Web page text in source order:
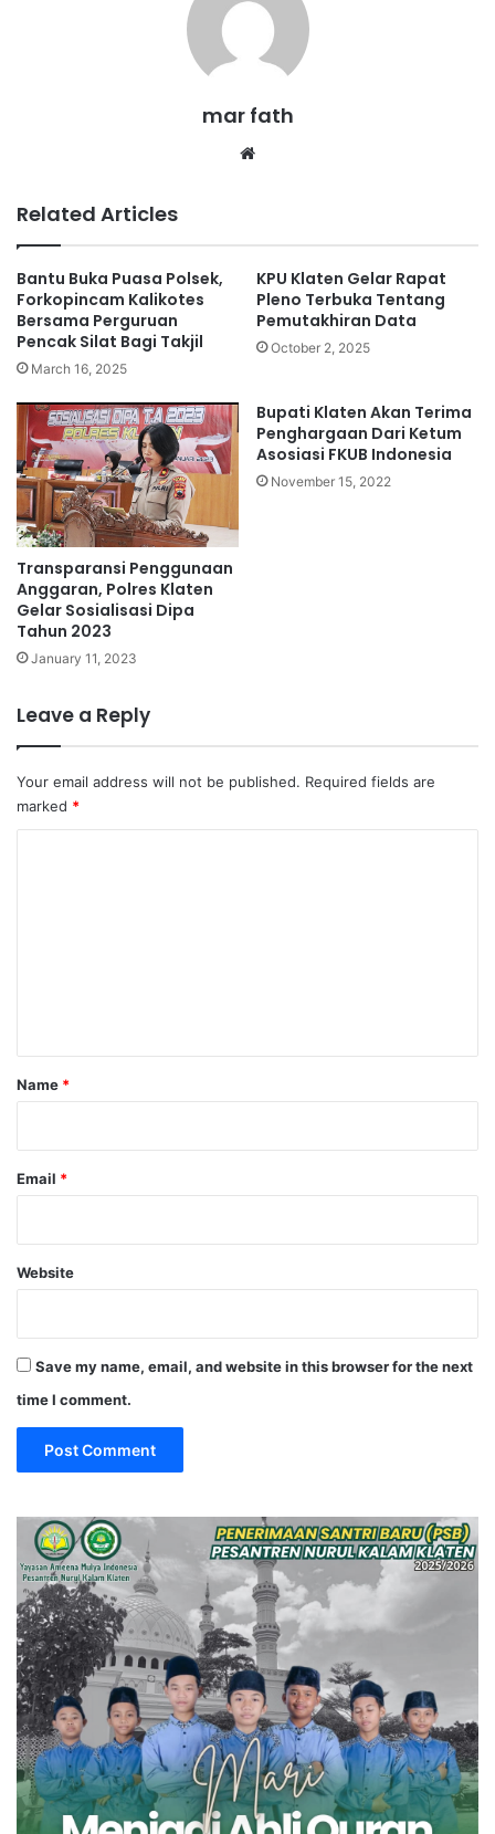
mar fath
Related Articles
Bantu Buka Puasa Polsek,
Forkopincam Kalikotes
Bersama Perguruan
Pencak Silat Bagi Takjil
March 16, 2025
KPU Klaten Gelar Rapat
Pleno Terbuka Tentang
Pemutakhiran Data
October 2, 2025
Transparansi Penggunaan
Anggaran, Polres Klaten
Gelar Sosialisasi Dipa
Tahun 2023
January 11, 2023
Bupati Klaten Akan Terima
Penghargaan Dari Ketum
Asosiasi FKUB Indonesia
November 15, 2022
Leave a Reply
Your email address will not be published. Required fields are
marked *
Name *
Email *
Website
Save my name, email, and website in this browser for the next
time I comment.